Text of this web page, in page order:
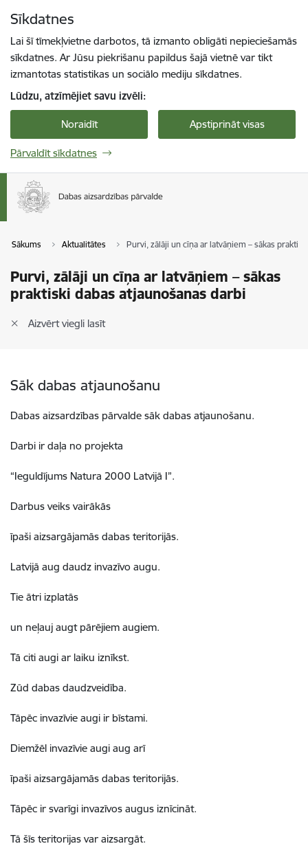
Sīkdatnes
Lai šī tīmekļvietne darbotos, tā izmanto obligāti nepieciešamās
sīkdatnes. Ar Jūsu piekrišanu papildus šajā vietnē var tikt
izmantotas statistikas un sociālo mediju sīkdatnes.
Lūdzu, atzīmējiet savu izvēli:
Noraidīt Apstiprināt visas
Pārvaldīt sīkdatnes
Sākums Aktualitātes Purvi, zālāji un cīņa ar latvāņiem – sākas
Purvi, zālāji un cīņa ar latvāņiem – sākas
praktiski dabas atjaunošanas darbi
Aizvērt viegli lasīt
Sāk dabas atjaunošanu
Dabas aizsardzības pārvalde sāk dabas atjaunošanu.
Darbi ir daļa no projekta
“Ieguldījums Natura 2000 Latvijā I”.
Darbus veiks vairākās
īpaši aizsargājamās dabas teritorijās.
Latvijā aug daudz invazīvo augu.
Tie ātri izplatās
un neļauj augt pārējiem augiem.
Tā citi augi ar laiku iznīkst.
Zūd dabas daudzveidība.
Tāpēc invazīvie augi ir bīstami.
Diemžēl invazīvie augi aug arī
īpaši aizsargājamās dabas teritorijās.
Tāpēc ir svarīgi invazīvos augus iznīcināt.
Tā šīs teritorijas var aizsargāt.